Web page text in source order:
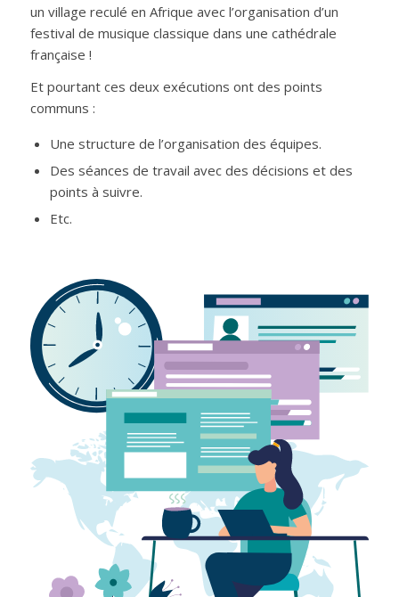
un village reculé en Afrique avec l’organisation d’un
festival de musique classique dans une cathédrale
française !
Et pourtant ces deux exécutions ont des points
communs :
Une structure de l’organisation des équipes.
Des séances de travail avec des décisions et des
points à suivre.
Etc.